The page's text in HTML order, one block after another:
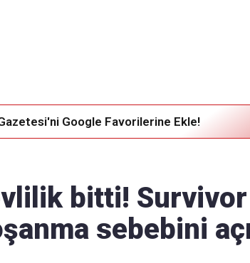
Google Favorilerine Ekle!
bitti!
sebebini